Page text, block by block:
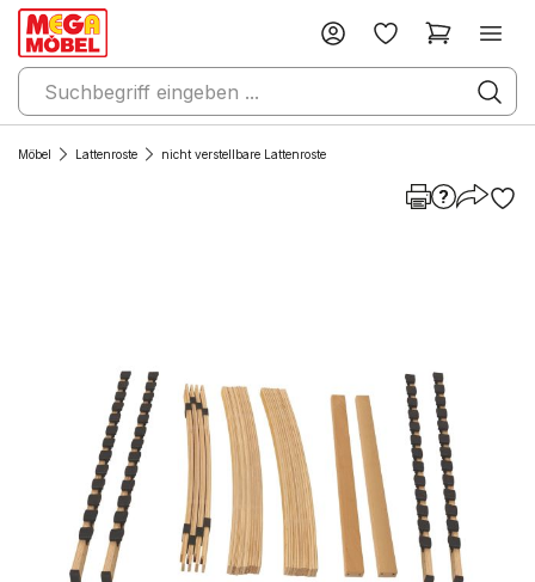
Möbel Lattenroste nicht verstellbare Lattenroste